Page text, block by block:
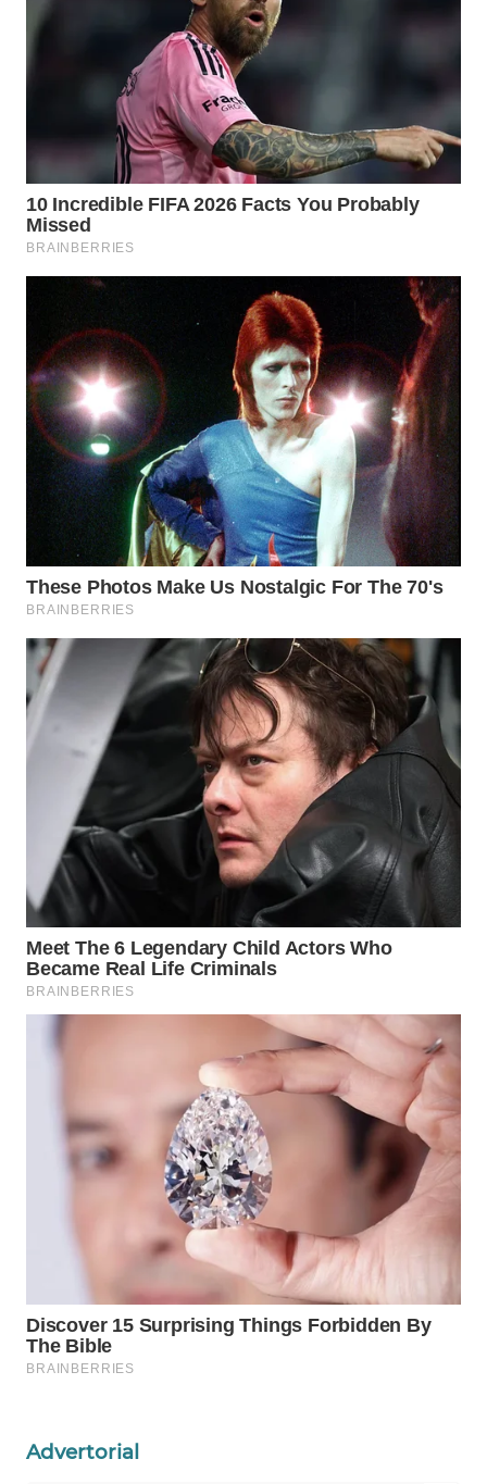
Advertorial
WAHANA
WAHANA
INFRASTRUKTUR
WAHANA
KONSUMEN
LISTRIK
WAHANA
TRAVEL
WAHANA
TV
WAHANANEWS
ID
WAHANANEWS
CO ID
WAHANANEWS
WAHANA
SPORT
WAHANA
UMKM
WAHANA
SELEB
WAHANA
PERSONA
WAHANA
HEALTH
DESA
LAPAK
WAHANA